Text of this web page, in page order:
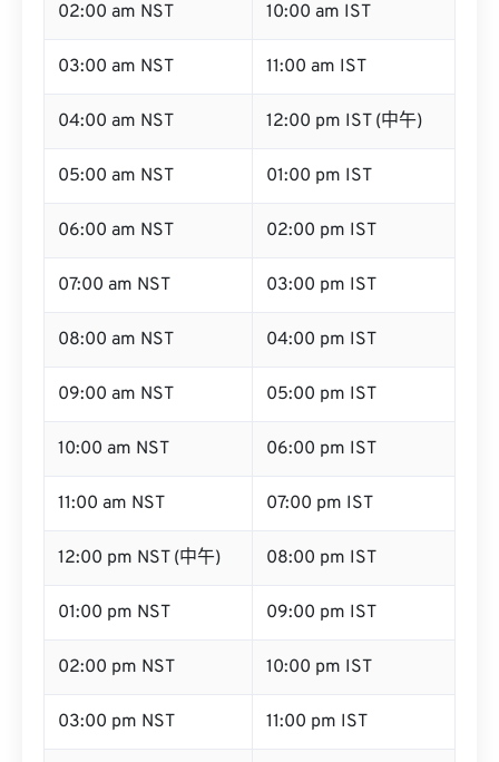
02:00 am NST 10:00 am IST
03:00 am NST 11:00 am IST
04:00 am NST 12:00 pm IST (中午)
05:00 am NST 01:00 pm IST
06:00 am NST 02:00 pm IST
07:00 am NST 03:00 pm IST
08:00 am NST 04:00 pm IST
09:00 am NST 05:00 pm IST
10:00 am NST 06:00 pm IST
11:00 am NST 07:00 pm IST
12:00 pm NST (中午) 08:00 pm IST
01:00 pm NST 09:00 pm IST
02:00 pm NST 10:00 pm IST
03:00 pm NST 11:00 pm IST